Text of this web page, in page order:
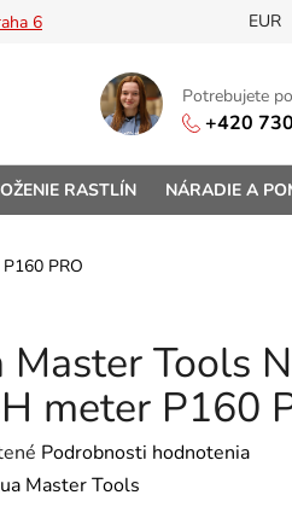
6 EUR
Potrebujete
+420
RASTLÍN NÁRADIE A
PRO
Master Tools
meter P160
produktu je 0,0 z 5
Podrobnosti hodnotenia
Master Tools